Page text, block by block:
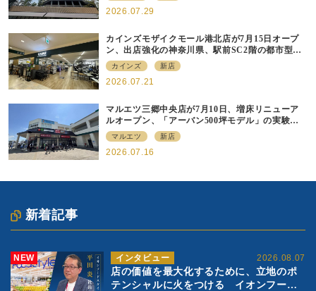
新着記事
NEW 2026.08.07
インタビュー
店の価値を最大化するために、立地のポ
テンシャルに火をつける イオンフード
2026.07.29
カインズモザイクモール港北店が7月15日オープ
ン、出店強化の神奈川県、駅前SC2階の都市型小
型店
カインズ 新店
2026.07.21
マルエツ三郷中央店が7月10日、増床リニューア
ルオープン、「アーバン500坪モデル」の実験を
集大成、駅前立地受け、寿司を象徴に
マルエツ 新店
2026.07.16